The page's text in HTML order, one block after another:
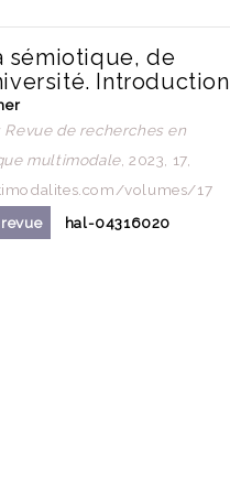
sémiotique, de
Introduction
de recherches en
multimodale, 2023, 17,
volumes/17
hal-04316020